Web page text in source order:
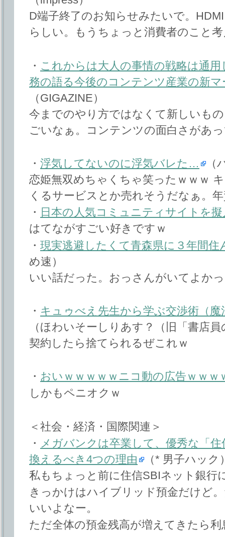
D端子終了のお知らせみたいで。
らしい。もうちょっと消費者のこと
・ これからは大人の事情の戦略は通
務の語る今後のコンテンツ産業の新
（GIGAZINE）
今までのやり方ではなくて新しいも
ごいなぁ。コンテンツの面白さがあ
・ 浮気してないのに浮気バレた…
恋姫無双めちゃくちゃ笑ったｗｗｗ
くるサービスとか売れそうだなぁ。
・ 日本の人気コミュニティサイトを擬
はてながすごい好きですｗ
・ 現実逃避したくて青森県に３年間住
め速）
いい話だった。おっさんがいてよか
・ キュゥべえ先生から学ぶ交渉術（
（ほわいそーしりあす？（旧「書店
契約したら捨てられるぜこれｗ
・ おいｗｗｗｗｗニコ動の広告ｗｗｗ
しかもペニオクｗ
＜社会・経済・国際関連＞
・ メガバンクは卒業して、優秀な「
換えるべき4つの理由
（* 男子ハック
私もちょっと前に住信SBIネット銀行
きっかけはハイブリッド預金だけど
いいよなー。
ただ全体の預金残高が増えてきたら